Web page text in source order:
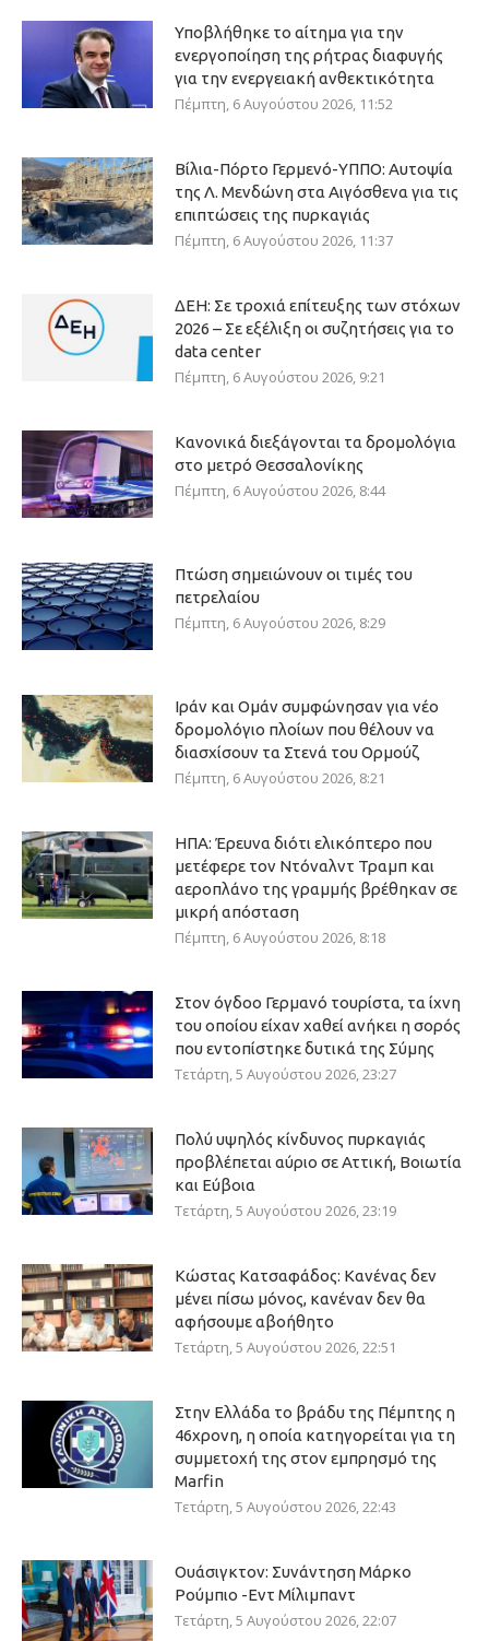
Υποβλήθηκε το αίτημα για την
ενεργοποίηση της ρήτρας διαφυγής
για την ενεργειακή ανθεκτικότητα
Πέμπτη, 6 Αυγούστου 2026, 11:52
Βίλια-Πόρτο Γερμενό-ΥΠΠΟ: Αυτοψία
της Λ. Μενδώνη στα Αιγόσθενα για τις
επιπτώσεις της πυρκαγιάς
Πέμπτη, 6 Αυγούστου 2026, 11:37
ΔΕΗ: Σε τροχιά επίτευξης των στόχων
2026 – Σε εξέλιξη οι συζητήσεις για το
data center
Πέμπτη, 6 Αυγούστου 2026, 9:21
Κανονικά διεξάγονται τα δρομολόγια
στο μετρό Θεσσαλονίκης
Πέμπτη, 6 Αυγούστου 2026, 8:44
Πτώση σημειώνουν οι τιμές του
πετρελαίου
Πέμπτη, 6 Αυγούστου 2026, 8:29
Ιράν και Ομάν συμφώνησαν για νέο
δρομολόγιο πλοίων που θέλουν να
διασχίσουν τα Στενά του Ορμούζ
Πέμπτη, 6 Αυγούστου 2026, 8:21
ΗΠΑ: Έρευνα διότι ελικόπτερο που
μετέφερε τον Ντόναλντ Τραμπ και
αεροπλάνο της γραμμής βρέθηκαν σε
μικρή απόσταση
Πέμπτη, 6 Αυγούστου 2026, 8:18
Στον όγδοο Γερμανό τουρίστα, τα ίχνη
του οποίου είχαν χαθεί ανήκει η σορός
που εντοπίστηκε δυτικά της Σύμης
Τετάρτη, 5 Αυγούστου 2026, 23:27
Πολύ υψηλός κίνδυνος πυρκαγιάς
προβλέπεται αύριο σε Αττική, Βοιωτία
και Εύβοια
Τετάρτη, 5 Αυγούστου 2026, 23:19
Κώστας Κατσαφάδος: Κανένας δεν
μένει πίσω μόνος, κανέναν δεν θα
αφήσουμε αβοήθητο
Τετάρτη, 5 Αυγούστου 2026, 22:51
Στην Ελλάδα το βράδυ της Πέμπτης η
46χρονη, η οποία κατηγορείται για τη
συμμετοχή της στον εμπρησμό της
Marfin
Τετάρτη, 5 Αυγούστου 2026, 22:43
Ουάσιγκτον: Συνάντηση Μάρκο
Ρούμπιο -Εντ Μίλιμπαντ
Τετάρτη, 5 Αυγούστου 2026, 22:07